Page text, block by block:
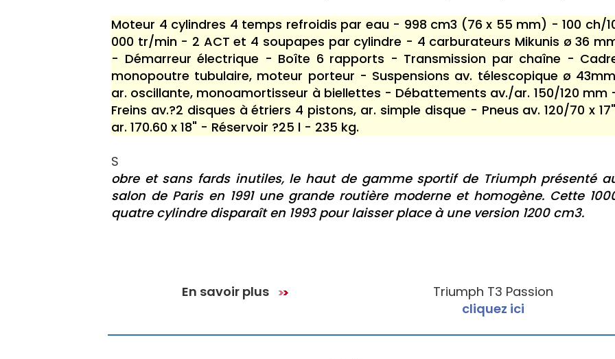
Moteur 4 cylindres 4 temps refroidis par eau - 998 cm3 (76 x 55 mm) - 100 ch/
000 tr/min - 2 ACT et 4 soupapes par cylindre - 4 carburateurs Mikunis ø 36
- Démarreur électrique - Boîte 6 rapports - Transmission par chaîne -
monopoutre tubulaire, moteur porteur - Suspensions av. télescopique ø
ar. oscillante, monoamortisseur à biellettes - Débattements av./ar. 150/120 mm
Freins av.?2 disques à étriers 4 pistons, ar. simple disque - Pneus av. 120/70 x
ar. 170.60 x 18" - Réservoir ?25 l - 235 kg.
S
obre et sans fards inutiles, le haut de gamme sportif de Triumph présenté
salon de Paris en 1991 une grande routière moderne et homogène. Cette
quatre cylindre disparaît en 1993 pour laisser place à une version 1200 cm3.
En savoir plus
Triumph T3 Passion
cliquez ici